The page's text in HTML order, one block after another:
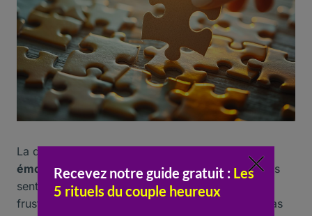
La quête de l’âmesœur peut avoir des impacts
émotionnelssignificatifs. Elle peut engendrer des
sentiments de solitude, de souffranceet de
frustration, surtout lorsque les attentes ne sont pas